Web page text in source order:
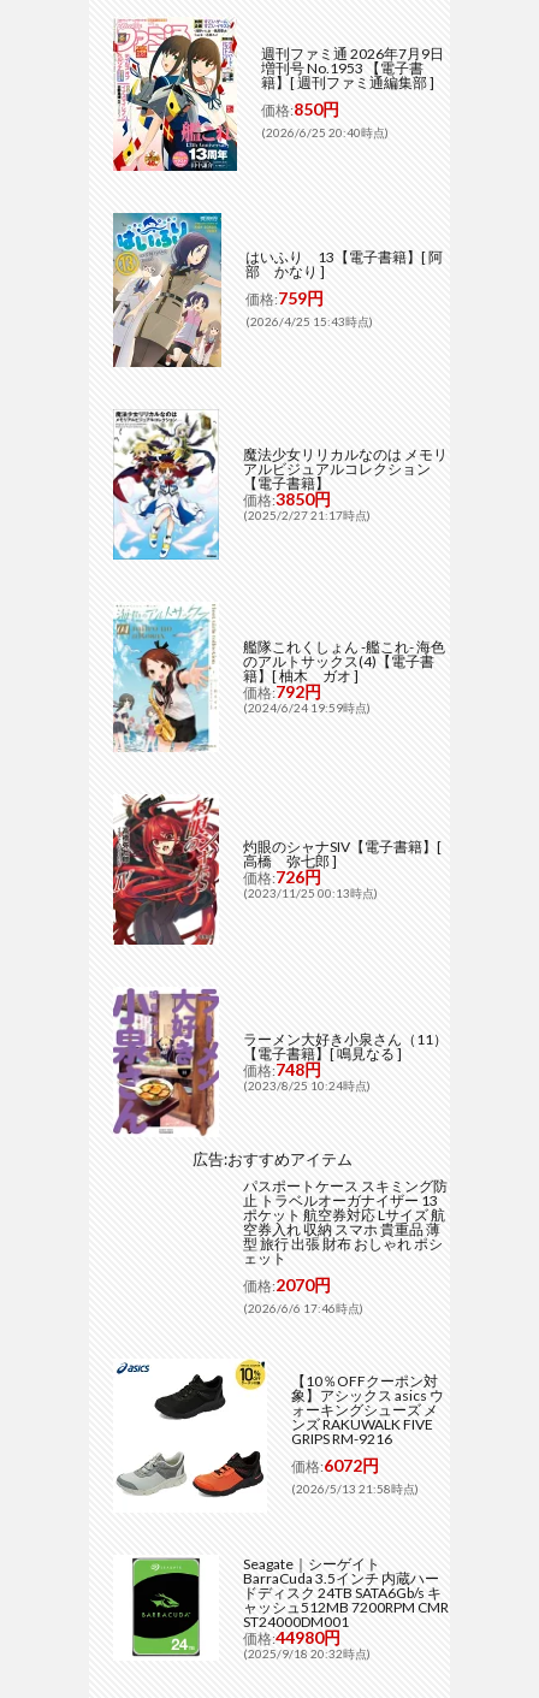
週刊ファミ通 2026年7月9日
増刊号 No.1953 【電子書
籍】[ 週刊ファミ通編集部 ]
価格:850円
(2026/6/25 20:40時点)
はいふり 13【電子書籍】[ 阿
部 かなり ]
価格:759円
(2026/4/25 15:43時点)
魔法少女リリカルなのは メモリ
アルビジュアルコレクション
【電子書籍】
価格:3850円
(2025/2/27 21:17時点)
艦隊これくしょん -艦これ- 海色
のアルトサックス(4)【電子書
籍】[ 柚木 ガオ ]
価格:792円
(2024/6/24 19:59時点)
灼眼のシャナSIV【電子書籍】[
高橋 弥七郎 ]
価格:726円
(2023/11/25 00:13時点)
ラーメン大好き小泉さん（11）
【電子書籍】[ 鳴見なる ]
価格:748円
(2023/8/25 10:24時点)
広告:おすすめアイテム
パスポートケース スキミング防
止 トラベルオーガナイザー 13
ポケット 航空券対応 Lサイズ 航
空券入れ 収納 スマホ 貴重品 薄
型 旅行 出張 財布 おしゃれ ポシ
ェット
価格:2070円
(2026/6/6 17:46時点)
【10％OFFクーポン対
象】アシックス asics ウ
ォーキングシューズ メ
ンズ RAKUWALK FIVE
GRIPS RM-9216
価格:6072円
(2026/5/13 21:58時点)
Seagate｜シーゲイト
BarraCuda 3.5インチ 内蔵ハー
ドディスク 24TB SATA6Gb/s キ
ャッシュ512MB 7200RPM CMR
ST24000DM001
価格:44980円
(2025/9/18 20:32時点)